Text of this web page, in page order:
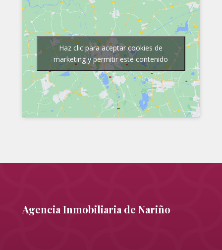
Haz clic para aceptar cookies de
marketing y permitir este contenido
Agencia Inmobiliaria de Nariño